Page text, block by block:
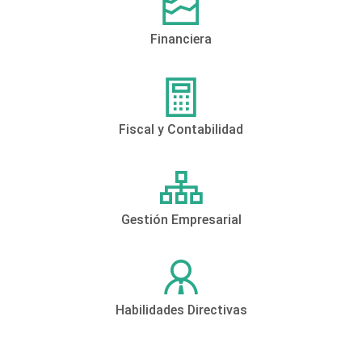
Financiera
Fiscal y Contabilidad
Gestión Empresarial
Habilidades Directivas